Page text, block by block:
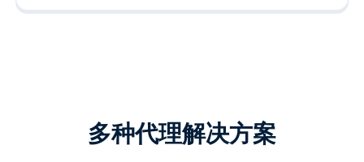
多种代理解决方案